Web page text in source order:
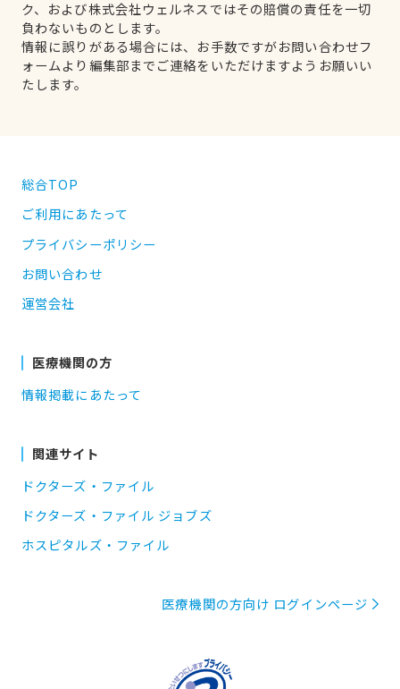
ク、および株式会社ウェルネスではその賠償の責任を一切
負わないものとします。
情報に誤りがある場合には、お手数ですがお問い合わせフ
ォームより編集部までご連絡をいただけますようお願いい
たします。
総合TOP
ご利用にあたって
プライバシーポリシー
お問い合わせ
運営会社
医療機関の方
情報掲載にあたって
関連サイト
ドクターズ・ファイル
ドクターズ・ファイル ジョブズ
ホスピタルズ・ファイル
医療機関の方向け ログインページ